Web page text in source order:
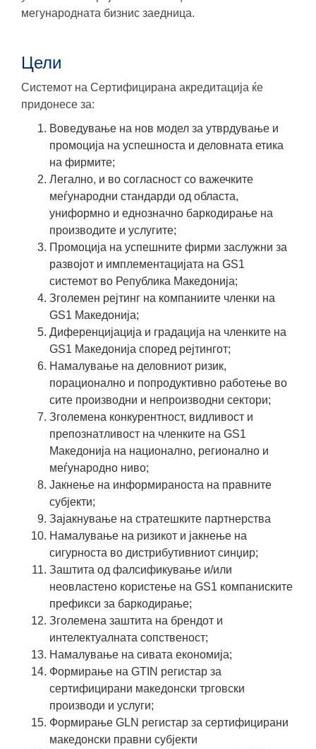
мегународната бизнис заедница.
Цели
Системот на Сертифицирана акредитација ќе
придонесе за:
Воведување на нов модел за утврдување и
промоција на успешноста и деловната етика
на фирмите;
Легално, и во согласност со важечките
меѓународни стандарди од областа,
униформно и еднозначно баркодирање на
производите и услугите;
Промоција на успешните фирми заслужни за
развојот и имплементацијата на GS1
системот во Република Македонија;
Зголемен рејтинг на компаниите членки на
GS1 Македонија;
Диференцијација и градација на членките на
GS1 Македонија според рејтингот;
Намалување на деловниот ризик,
порационално и попродуктивно работење во
сите производни и непроизводни сектори;
Зголемена конкурентност, видливост и
препознатливост на членките на GS1
Македонија на национално, регионално и
меѓународно ниво;
Јакнење на информираноста на правните
субјекти;
Зајакнување на стратешките партнерства
Намалување на ризикот и јакнење на
сигурноста во дистрибутивниот синџир;
Заштита од фалсификување и/или
неовластено користење на GS1 компаниските
префикси за баркодирање;
Зголемена заштита на брендот и
интелектуалната сопственост;
Намалување на сивата економија;
Формирање на GTIN регистар за
сертифицирани македонски трговски
производи и услуги;
Формирање GLN регистар за сертифицирани
македонски правни субјекти